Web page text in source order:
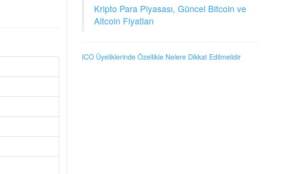
Kripto Para Piyasası, Güncel Bitcoin ve
Altcoin Fiyatları
ICO Üyeliklerinde Özellikle Nelere Dikkat Edilmelidir